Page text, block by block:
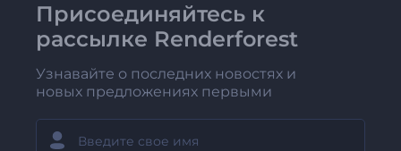
Присоединяйтесь к
рассылке Renderforest
Узнавайте о последних новостях и
новых предложениях первыми